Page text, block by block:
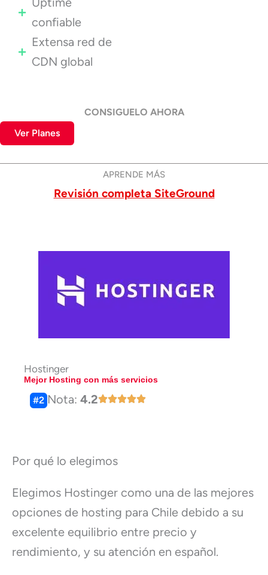
confiable
Extensa red de
CDN global
CONSIGUELO AHORA
Ver Planes
APRENDE MÁS
Revisión completa SiteGround
Hostinger
Mejor Hosting con más servicios
#2 Nota: 4.2
Por qué lo elegimos
Elegimos Hostinger como una de las mejores
opciones de hosting para Chile debido a su
excelente equilibrio entre precio y
rendimiento, y su atención en español.